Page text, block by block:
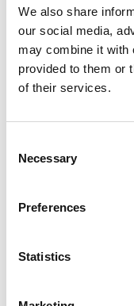
We also share
our social media,
may combine it with
provided to them or
of their services.
Selection
Necessary
Preferences
Statistics
KATEGORIE
Aktualności
Baza wiedzy